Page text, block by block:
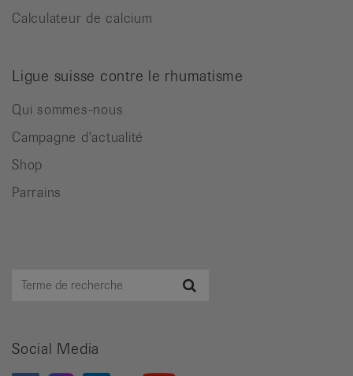
Calculateur de calcium
Ligue suisse contre le rhumatisme
Qui sommes-nous
Campagne d'actualité
Shop
Parrains
Terme
Social Media